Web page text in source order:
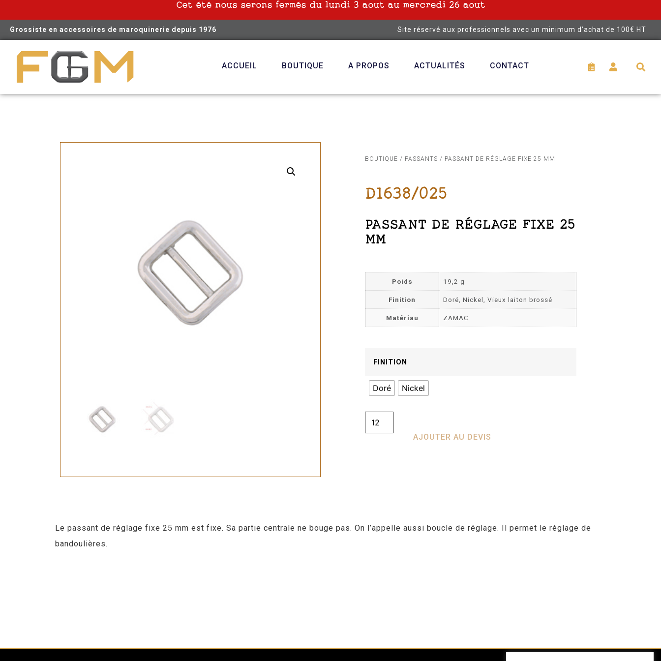
Cet été nous serons fermés du lundi 3 aout au mercredi 26 aout
Grossiste en accessoires de maroquinerie depuis 1976 Site réservé aux professionnels avec un minimum d’achat de 100€ HT
ACCUEIL BOUTIQUE A PROPOS ACTUALITÉS CONTACT
BOUTIQUE / PASSANTS / PASSANT DE RÉGLAGE FIXE 25 MM
D1638/025
PASSANT DE RÉGLAGE FIXE 25
MM
Poids 19,2 g
Finition Doré, Nickel, Vieux laiton brossé
Matériau ZAMAC
FINITION
Doré Nickel
AJOUTER AU DEVIS
Le passant de réglage fixe 25 mm est fixe. Sa partie centrale ne bouge pas. On l’appelle aussi boucle de réglage. Il permet le réglage de
bandoulières.